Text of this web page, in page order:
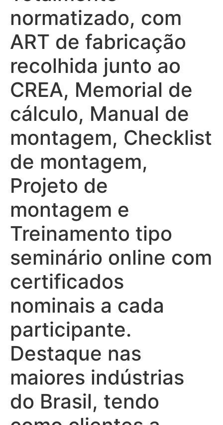
normatizado, com
ART de fabricação
recolhida junto ao
CREA, Memorial de
cálculo, Manual de
montagem, Checklist
de montagem,
Projeto de
montagem e
Treinamento tipo
seminário online com
certificados
nominais a cada
participante.
Destaque nas
maiores indústrias
do Brasil, tendo